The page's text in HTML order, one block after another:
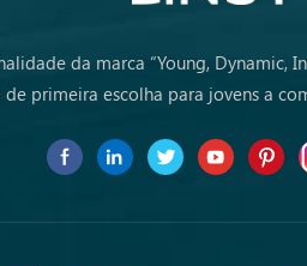
da marca “Young, Dynamic,
primeira escolha para jovens a